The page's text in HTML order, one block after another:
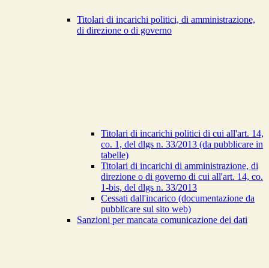
Titolari di incarichi politici, di amministrazione,
di direzione o di governo
Titolari di incarichi politici di cui all'art. 14,
co. 1, del dlgs n. 33/2013 (da pubblicare in
tabelle)
Titolari di incarichi di amministrazione, di
direzione o di governo di cui all'art. 14, co.
1-bis, del dlgs n. 33/2013
Cessati dall'incarico (documentazione da
pubblicare sul sito web)
Sanzioni per mancata comunicazione dei dati